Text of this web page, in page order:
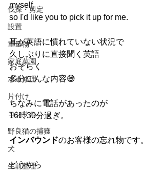
伐採・剪定
設置
重量物
家庭菜園
水道修理
片付け
コンサル
野良猫の捕獲
犬
生前整理
myself,
so I'd like you to pick it up for me.
耳が英語に慣れていない状況で
久しぶりに直接聞く英語
おそらく
多分こんな内容😅
ちなみに電話があったのが
16時30分過ぎ。
インバウンドのお客様の忘れ物です。
どうやら